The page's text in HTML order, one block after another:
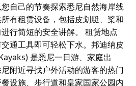
自己的节奏探索悉尼自然海岸线
有租赁设备，包括皮划艇、桨和
行简短的安全讲解。 租赁地点
通工具即可轻松下水。邦迪纳皮
是悉尼一日游、家庭出
附近寻找户外活动的游客的热门
设施、步行道和皇家国家公园内